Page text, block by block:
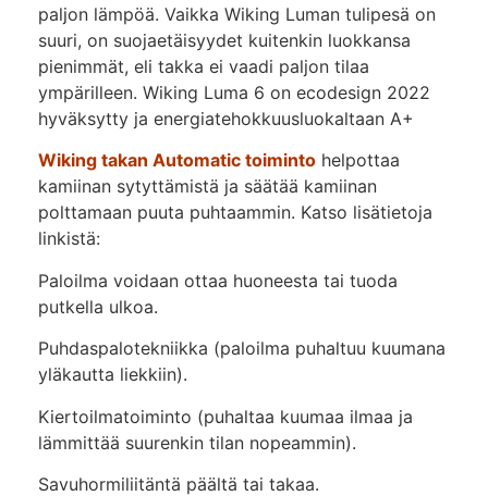
paljon lämpöä. Vaikka Wiking Luman tulipesä on
suuri, on suojaetäisyydet kuitenkin luokkansa
pienimmät, eli takka ei vaadi paljon tilaa
ympärilleen. Wiking Luma 6 on ecodesign 2022
hyväksytty ja energiatehokkuusluokaltaan A+
Wiking takan Automatic toiminto helpottaa
kamiinan sytyttämistä ja säätää kamiinan
polttamaan puuta puhtaammin. Katso lisätietoja
linkistä:
Paloilma voidaan ottaa huoneesta tai tuoda
putkella ulkoa.
Puhdaspalotekniikka (paloilma puhaltuu kuumana
yläkautta liekkiin).
Kiertoilmatoiminto (puhaltaa kuumaa ilmaa ja
lämmittää suurenkin tilan nopeammin).
Savuhormiliitäntä päältä tai takaa.